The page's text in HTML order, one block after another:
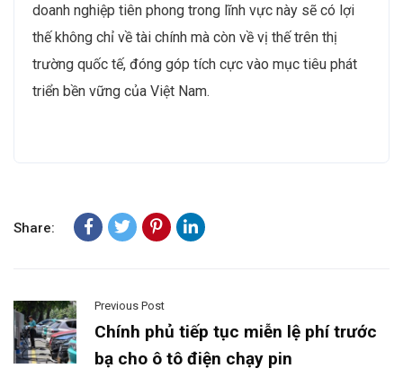
doanh nghiệp tiên phong trong lĩnh vực này sẽ có lợi
thế không chỉ về tài chính mà còn về vị thế trên thị
trường quốc tế, đóng góp tích cực vào mục tiêu phát
triển bền vững của Việt Nam.
Share:
Previous Post
Chính phủ tiếp tục miễn lệ phí trước
bạ cho ô tô điện chạy pin